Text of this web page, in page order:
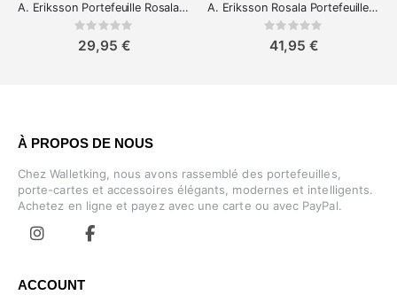
A. Eriksson Portefeuille Rosala Remy
Rating:
29,95 €
A. Eriksson Rosala Portefeuille à rabat
Rating:
41,95 €
À PROPOS DE NOUS
Chez Walletking, nous avons rassemblé des portefeuilles,
porte-cartes et accessoires élégants, modernes et intelligents.
Achetez en ligne et payez avec une carte ou avec PayPal.
ACCOUNT